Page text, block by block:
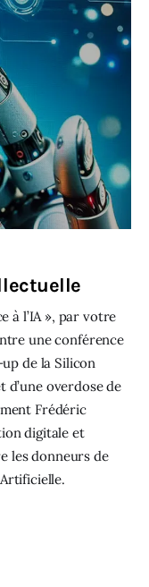
à l’IA », par votre
une conférence
de la Silicon
d’une overdose de
Frédéric
digitale et
les donneurs de